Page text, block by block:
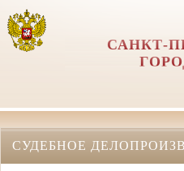
САНКТ-
СУДЕБНОЕ